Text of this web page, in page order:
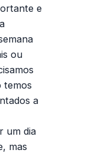
e
ou
temos
a
um dia
mas